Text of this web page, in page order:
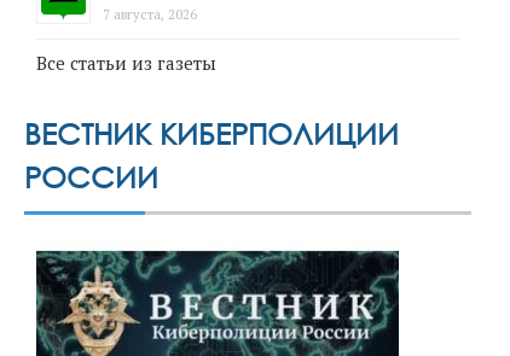
7 августа, 2026
Все статьи из газеты
ВЕСТНИК КИБЕРПОЛИЦИИ
РОССИИ